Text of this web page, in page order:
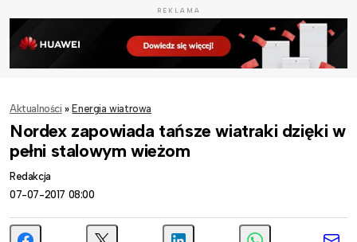
REKLAMA
Aktualności » Energia wiatrowa
Nordex zapowiada tańsze wiatraki dzięki w
pełni stalowym wieżom
Redakcja
07-07-2017 08:00